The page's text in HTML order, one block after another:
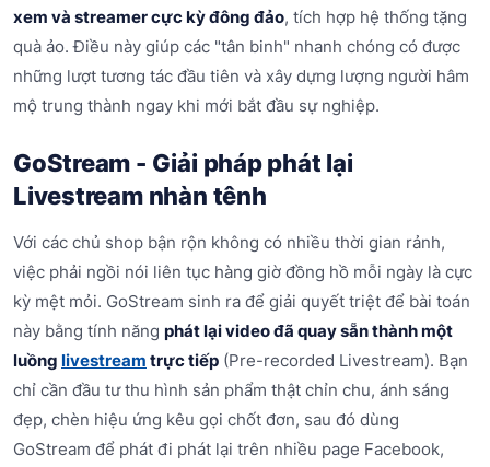
xem và streamer cực kỳ đông đảo, tích hợp hệ thống tặng
quà ảo. Điều này giúp các "tân binh" nhanh chóng có được
những lượt tương tác đầu tiên và xây dựng lượng người hâm
mộ trung thành ngay khi mới bắt đầu sự nghiệp.
GoStream - Giải pháp phát lại
Livestream nhàn tênh
Với các chủ shop bận rộn không có nhiều thời gian rảnh,
việc phải ngồi nói liên tục hàng giờ đồng hồ mỗi ngày là cực
kỳ mệt mỏi. GoStream sinh ra để giải quyết triệt để bài toán
này bằng tính năng phát lại video đã quay sẵn thành một
luồng livestream trực tiếp (Pre-recorded Livestream). Bạn
chỉ cần đầu tư thu hình sản phẩm thật chỉn chu, ánh sáng
đẹp, chèn hiệu ứng kêu gọi chốt đơn, sau đó dùng
GoStream để phát đi phát lại trên nhiều page Facebook,